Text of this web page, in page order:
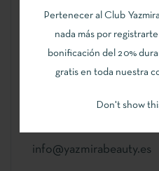
Pertenecer al Club
nada más por
bonificación del 20%
gratis en toda nuestra
Don't show
01
¿DÓNDE
info@yazmirabeauty.es